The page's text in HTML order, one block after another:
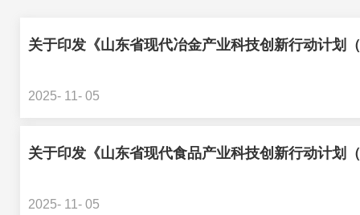
关于印发《山东省现代冶金产业科技创新行动计划
2025- 11- 05
关于印发《山东省现代食品产业科技创新行动计划
2025- 11- 05